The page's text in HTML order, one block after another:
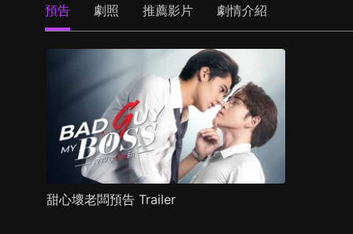
預告 劇照 推薦影片 劇情介紹
甜心壞老闆預告 Trailer